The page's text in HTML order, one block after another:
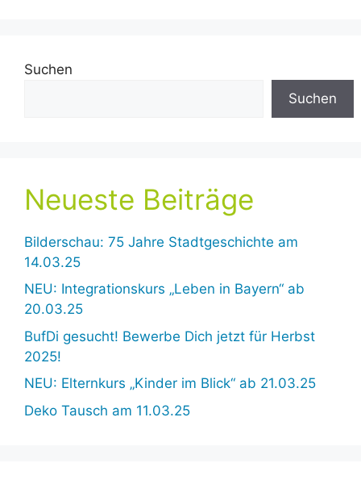
Suchen
Suchen
Neueste Beiträge
Bilderschau: 75 Jahre Stadtgeschichte am
14.03.25
NEU: Integrationskurs „Leben in Bayern“ ab
20.03.25
BufDi gesucht! Bewerbe Dich jetzt für Herbst
2025!
NEU: Elternkurs „Kinder im Blick“ ab 21.03.25
Deko Tausch am 11.03.25